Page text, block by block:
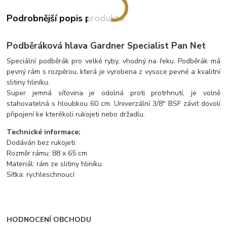
Podrobnější popis produktu
Podběráková hlava Gardner Specialist Pan Net
Speciální podběrák pro velké ryby, vhodný na řeku. Podběrák má
pevný rám s rozpěrou, která je vyrobena z vysoce pevné a kvalitní
slitiny hliníku.
Super jemná síťovina je odolná proti protrhnutí, je volně
stahovatelná s hloubkou 60 cm. Univerzální 3/8" BSF závit dovolí
připojení ke kterékoli rukojeti nebo držadlu.
Technické informace:
Dodáván bez rukojeti.
Rozměr rámu: 88 x 65 cm
Materiál: rám ze slitiny hliníku
Síťka: rychleschnoucí
HODNOCENÍ OBCHODU